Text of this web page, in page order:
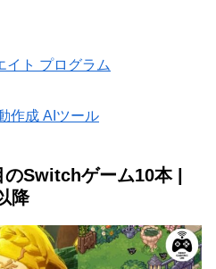
ト プログラム
作成 AIツール
のSwitchゲーム10本 |
降